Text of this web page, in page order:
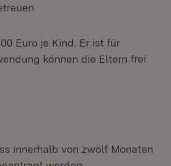
Euro je Kind. Er ist für
können die Eltern frei
innerhalb von zwölf Monaten